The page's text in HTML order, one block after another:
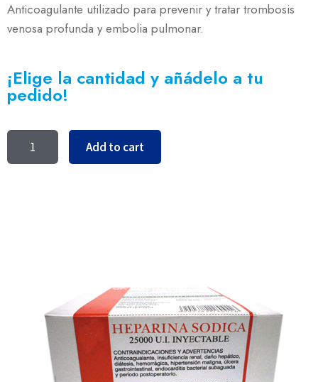
Anticoagulante utilizado para prevenir y tratar trombosis
venosa profunda y embolia pulmonar.
¡Elige la cantidad y añádelo a tu
pedido!
Add to cart